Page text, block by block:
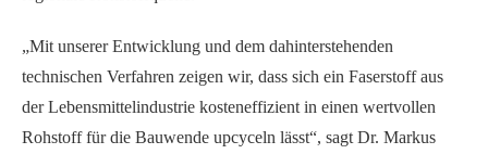
„Mit unserer Entwicklung und dem dahinterstehenden
technischen Verfahren zeigen wir, dass sich ein Faserstoff aus
der Lebensmittelindustrie kosteneffizient in einen wertvollen
Rohstoff für die Bauwende upcyceln lässt“, sagt Dr. Markus